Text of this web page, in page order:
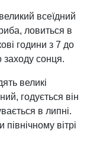
всеїдний
ловиться в
години з 7 до
заходу сонця.
великі
годується він
в липні.
вітрі